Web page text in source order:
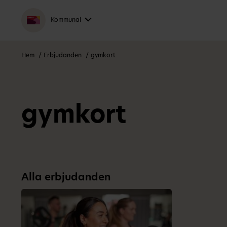
Kommunal
Hem Erbjudanden gymkort
gymkort
Alla erbjudanden